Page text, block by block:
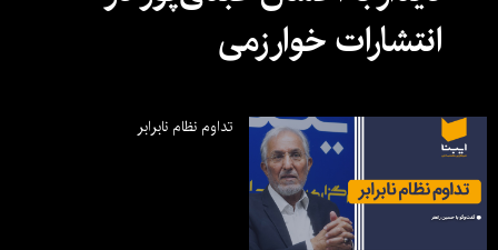
انتشارات خوارزمی
تداوم نظام نابرابر